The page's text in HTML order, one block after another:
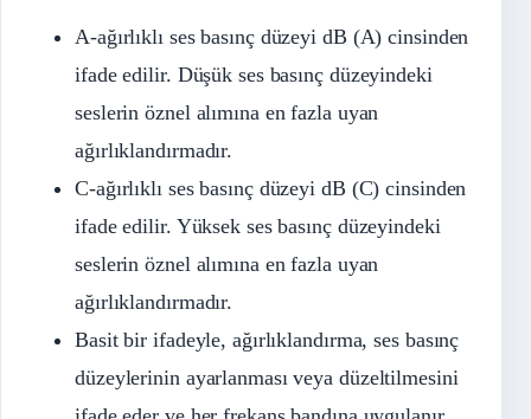
A-ağırlıklı ses basınç düzeyi dB (A) cinsinden
ifade edilir. Düşük ses basınç düzeyindeki
seslerin öznel alımına en fazla uyan
ağırlıklandırmadır.
C-ağırlıklı ses basınç düzeyi dB (C) cinsinden
ifade edilir. Yüksek ses basınç düzeyindeki
seslerin öznel alımına en fazla uyan
ağırlıklandırmadır.
Basit bir ifadeyle, ağırlıklandırma, ses basınç
düzeylerinin ayarlanması veya düzeltilmesini